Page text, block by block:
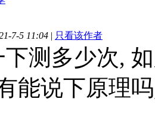
7-5 11:04 | 只看该作者
测多少次,
能说下原理